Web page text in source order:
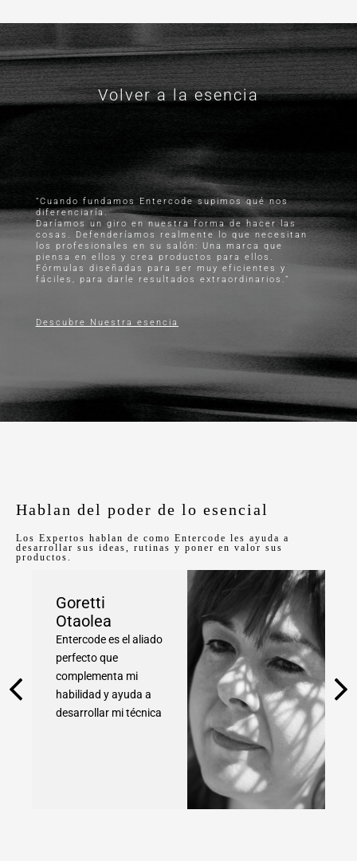
Volver a la esencia
“Cuando fundamos Entercode supimos qué nos
diferenciaría.
Daríamos un giro en nuestra forma de hacer las
cosas. Defenderíamos realmente lo que necesitan
los profesionales en su salón: Una marca que
piensa en ellos y crea productos para ellos.
Fórmulas diseñadas para ser muy eficientes y
fáciles, para darle resultados extraordinarios.”
Descubre Nuestra esencia
Hablan del poder de lo esencial
Los Expertos hablan de como Entercode les ayuda a
desarrollar sus ideas, rutinas y poner en valor sus
productos.
Goretti
Otaolea
Entercode es el aliado
perfecto que
complementa mi
habilidad y ayuda a
desarrollar mi técnica